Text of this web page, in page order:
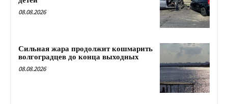
08.08.2026
Сильная жара продолжит кошмарить
волгоградцев до конца выходных
08.08.2026